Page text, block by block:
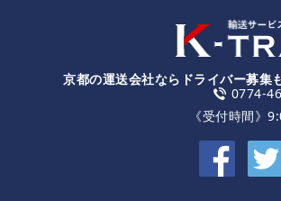
京都の運送会社ならドライバー募集
0774-
《受付時間》